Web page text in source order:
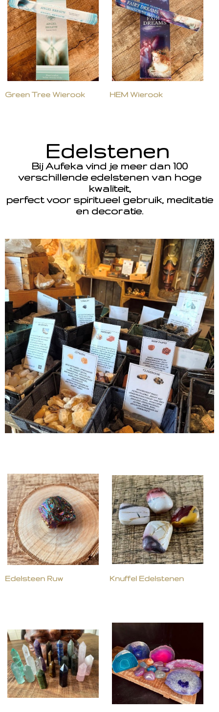
Green Tree Wierook HEM Wierook
Edelstenen
Bij Aufeka vind je meer dan 100
verschillende edelstenen van hoge
kwaliteit,
perfect voor spiritueel gebruik, meditatie
en decoratie.
Edelsteen Ruw Knuffel Edelstenen